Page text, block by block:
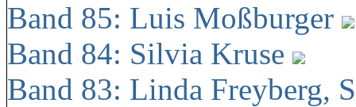
Band 85: Luis Moßburger
Band 84: Silvia Kruse
Band 83: Linda Freyberg,